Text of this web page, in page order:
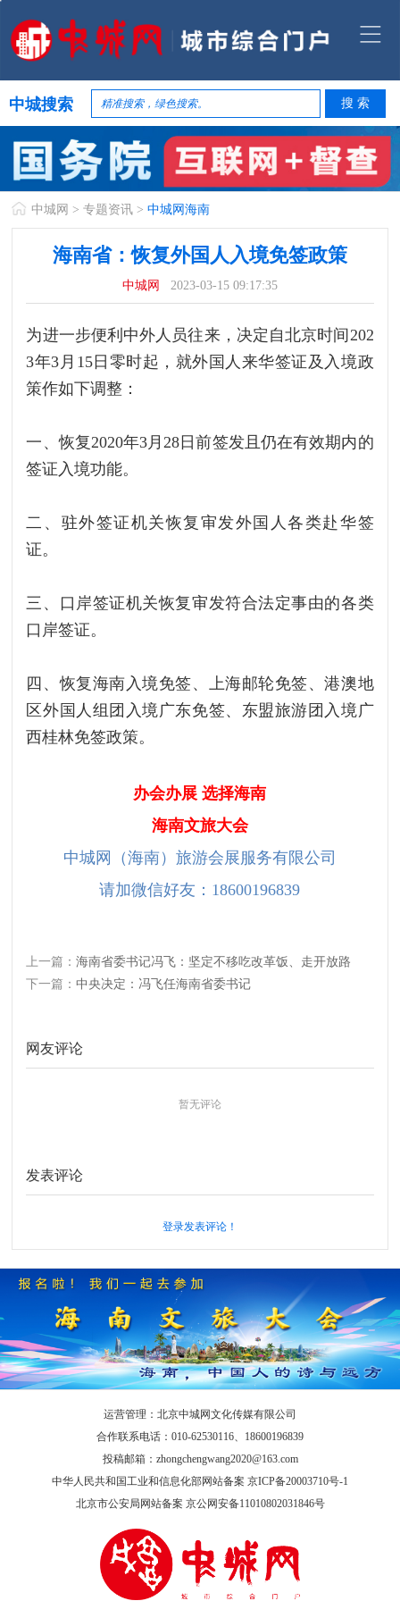
中城搜索
中城网 >专题资讯 >中城网海南
海南省：恢复外国人入境免签政策
中城网 2023-03-15 09:17:35
为进一步便利中外人员往来，决定自北京时间202
3年3月15日零时起，就外国人来华签证及入境政
策作如下调整：
一、恢复2020年3月28日前签发且仍在有效期内的
签证入境功能。
二、驻外签证机关恢复审发外国人各类赴华签
证。
三、口岸签证机关恢复审发符合法定事由的各类
口岸签证。
四、恢复海南入境免签、上海邮轮免签、港澳地
区外国人组团入境广东免签、东盟旅游团入境广
西桂林免签政策。
办会办展 选择海南
海南文旅大会
中城网（海南）旅游会展服务有限公司
请加微信好友：18600196839
上一篇：海南省委书记冯飞：坚定不移吃改革饭、走开放路
下一篇：中央决定：冯飞任海南省委书记
网友评论
暂无评论
发表评论
登录发表评论！
运营管理：北京中城网文化传媒有限公司
合作联系电话：010-62530116、18600196839
投稿邮箱：zhongchengwang2020@163.com
中华人民共和国工业和信息化部网站备案 京ICP备20003710号-1
北京市公安局网站备案 京公网安备11010802031846号